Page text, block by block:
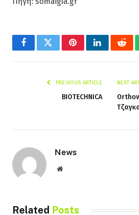
FacebookTwitterPinterestLinkedIn
PREVIOUS ARTICLE
BIOTECHNICA
NEXT
News
Website
Related Posts